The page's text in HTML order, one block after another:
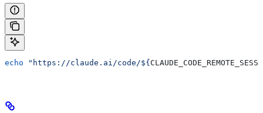
echo "https://claude.ai/code/${